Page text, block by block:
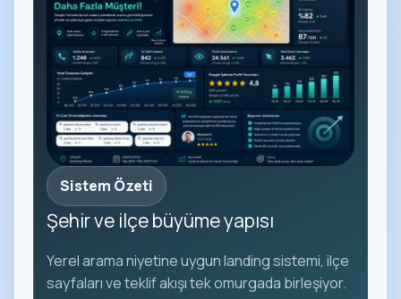
Sistem Özeti
Şehir ve ilçe büyüme yapısı
Yerel arama niyetine uygun landing sistemi, ilçe
sayfaları ve teklif akışı tek omurgada birleşiyor.